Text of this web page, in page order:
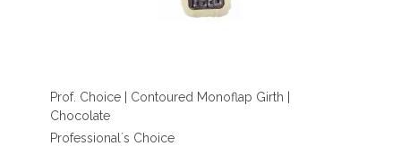
Prof. Choice | Contoured Monoflap Girth |
Chocolate
Professional´s Choice